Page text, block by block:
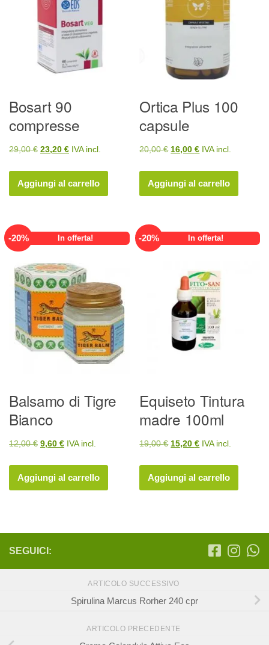
Bosart 90
compresse
29,00€ Il
originale
era:
23,20 €Il
attuale
è:
IVA incl.
Aggiungi al carrello
Ortica Plus 100
capsule
20,00€ Il
originale
era:
16,00€Il
attuale
è:
IVA incl.
Aggiungi al carrello
-20% In offerta!
Balsamo di Tigre
Bianco
12,00€ Il
originale
era:
9,60 €Il
attuale
è:
IVA incl.
Aggiungi al carrello
-20% In offerta!
Equiseto Tintura
madre 100ml
19,00€ Il
originale
era:
15,20€Il
attuale
è:
IVA incl.
Aggiungi al carrello
SEGUICI:
ARTICOLO SUCCESSIVO
Spirulina Marcus Rorher 240 cpr
ARTICOLO PRECEDENTE